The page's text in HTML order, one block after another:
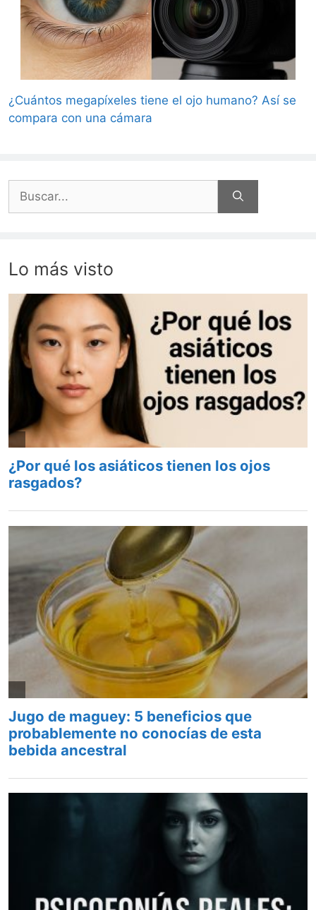
¿Cuántos megapíxeles tiene el ojo humano? Así se
compara con una cámara
Lo más visto